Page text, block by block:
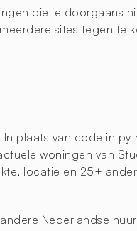
die je doorgaans
sites tegen te
plaats van code in
woningen van
locatie en 25+
Nederlandse